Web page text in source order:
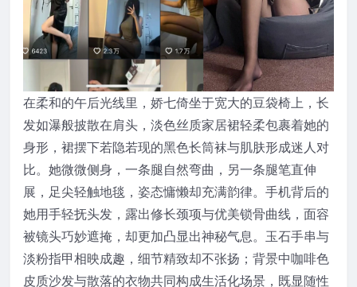
在柔和的午后光线里，娇七倚坐于宽大的豆袋椅上，长
发如瀑般披散在肩头，淡色丝质家居裙轻柔包裹着她的
身形，裙摆下若隐若现的黑色长筒袜与肌肤形成迷人对
比。她微微侧身，一条腿自然弯曲，另一条腿笔直伸
展，足尖轻触地毯，姿态慵懒却充满韵律。手机背后的
她用手轻抚头发，露出修长颈项与优美锁骨曲线，面容
被镜头巧妙遮掩，却更加凸显出神秘气息。玉石手串与
淡粉指甲相映成趣，细节精致却不张扬；背景中咖啡色
皮质沙发与散落的衣物共同构成生活化场景，既显随性